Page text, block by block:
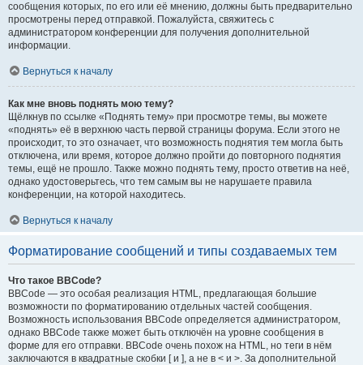
сообщения которых, по его или её мнению, должны быть предварительно
просмотрены перед отправкой. Пожалуйста, свяжитесь с
администратором конференции для получения дополнительной
информации.
Вернуться к началу
Как мне вновь поднять мою тему?
Щёлкнув по ссылке «Поднять тему» при просмотре темы, вы можете
«поднять» её в верхнюю часть первой страницы форума. Если этого не
происходит, то это означает, что возможность поднятия тем могла быть
отключена, или время, которое должно пройти до повторного поднятия
темы, ещё не прошло. Также можно поднять тему, просто ответив на неё,
однако удостоверьтесь, что тем самым вы не нарушаете правила
конференции, на которой находитесь.
Вернуться к началу
Форматирование сообщений и типы создаваемых тем
Что такое BBCode?
BBCode — это особая реализация HTML, предлагающая большие
возможности по форматированию отдельных частей сообщения.
Возможность использования BBCode определяется администратором,
однако BBCode также может быть отключён на уровне сообщения в
форме для его отправки. BBCode очень похож на HTML, но теги в нём
заключаются в квадратные скобки [ и ], а не в < и >. За дополнительной